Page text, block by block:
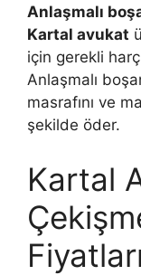
Anlaşmalı
Kartal avukat
için gerekli
Anlaşmalı
masrafını ve
şekilde öder.
Kartal
Fiyatları